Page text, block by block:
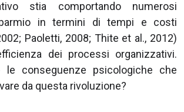
stia comportando numerosi
in termini di tempi e costi
Paoletti, 2008; Thite et al., 2012)
dei processi organizzativi.
le conseguenze psicologiche che
da questa rivoluzione?